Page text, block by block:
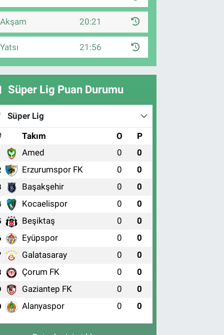
Akşam 20:21
Yatsı 21:56
Süper Lig Puan Durumu
Süper Lig
Takım O P
Amed 0 0
Erzurumspor FK 0 0
Başakşehir 0 0
Kocaelispor 0 0
Beşiktaş 0 0
Eyüpspor 0 0
Galatasaray 0 0
Çorum FK 0 0
Gaziantep FK 0 0
Alanyaspor 0 0